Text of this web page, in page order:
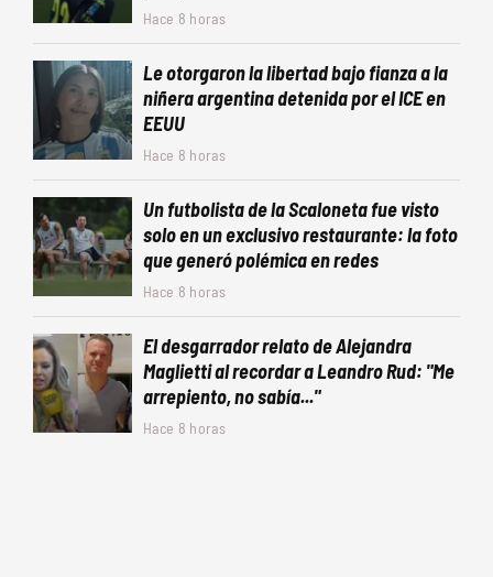
Hace 8 horas
Le otorgaron la libertad bajo fianza a la
niñera argentina detenida por el ICE en
EEUU
Hace 8 horas
Un futbolista de la Scaloneta fue visto
solo en un exclusivo restaurante: la foto
que generó polémica en redes
Hace 8 horas
El desgarrador relato de Alejandra
Maglietti al recordar a Leandro Rud: "Me
arrepiento, no sabía..."
Hace 8 horas